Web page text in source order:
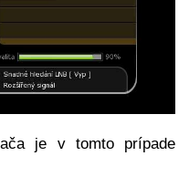
je v tomto prípade